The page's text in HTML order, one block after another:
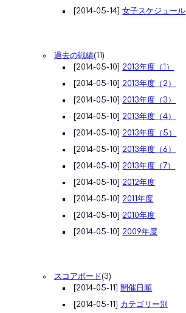
[2014-05-14]女子スケジュール
過去の戦績(11)
[2014-05-10] 2013年度（1）
[2014-05-10] 2013年度（2）
[2014-05-10] 2013年度（3）
[2014-05-10] 2013年度（4）
[2014-05-10] 2013年度（5）
[2014-05-10] 2013年度（6）
[2014-05-10] 2013年度（7）
[2014-05-10] 2012年度
[2014-05-10] 2011年度
[2014-05-10] 2010年度
[2014-05-10] 2009年度
スコアボード(3)
[2014-05-11] 開催日順
[2014-05-11] カテゴリー別